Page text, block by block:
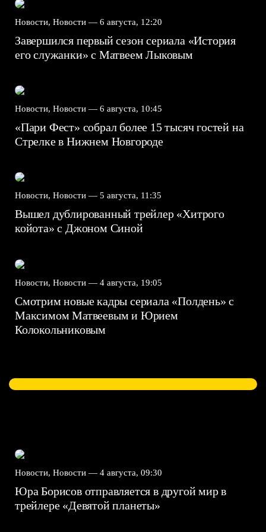
Новости, Новости — 6 августа, 12:20
Завершился первый сезон сериала «История
его служанки» с Матвеем Лыковым
Новости, Новости — 6 августа, 10:45
«Пари Фест» собрал более 15 тысяч гостей на
Стрелке в Нижнем Новгороде
Новости, Новости — 5 августа, 11:35
Вышел дублированный трейлер «Хитрого
койота» с Джоном Синой
Новости, Новости — 4 августа, 19:05
Смотрим новые кадры сериала «Полдень» с
Максимом Матвеевым и Юрием
Колокольниковым
Новости, Новости — 4 августа, 09:30
Юра Борисов отправляется в другой мир в
трейлере «Девятой планеты»